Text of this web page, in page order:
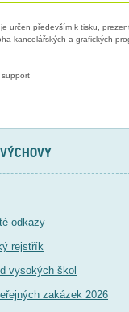
určen především k tisku,
kancelářských a grafických
odkazy
rejstřík
vysokých škol
zakázek 2026